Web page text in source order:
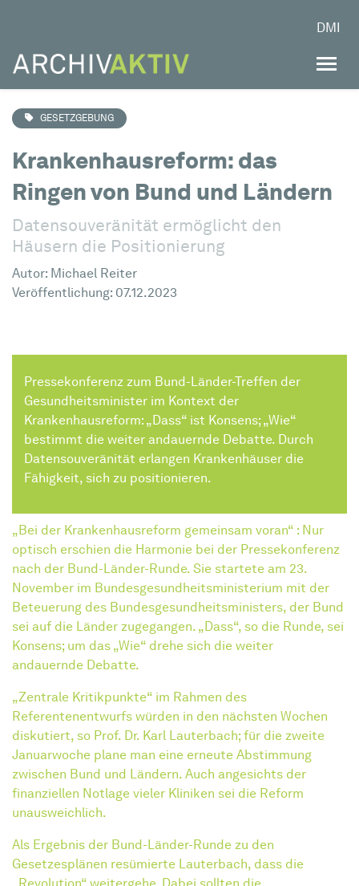
DMI
GESETZGEBUNG
Krankenhausreform: das
Ringen von Bund und Ländern
Datensouveränität ermöglicht den
Häusern die Positionierung
Autor: Michael Reiter
Veröffentlichung: 07.12.2023
Pressekonferenz zum Bund-Länder-Treffen der
Gesundheitsminister im Kontext der
Krankenhausreform: „Dass“ ist Konsens; „Wie“
bestimmt die weiter andauernde Debatte. Durch
Datensouveränität erlangen Krankenhäuser die
Fähigkeit, sich zu positionieren.
„Bei der Krankenhausreform gemeinsam voran“ : Nur
optisch erschien die Harmonie bei der Pressekonferenz
nach der Bund-Länder-Runde. Sie startete am 23.
November im Bundesgesundheitsministerium mit der
Beteuerung des Bundesgesundheitsministers, der Bund
sei auf die Länder zugegangen. „Dass“, so die Runde, sei
Konsens; um das „Wie“ drehe sich die weiter
andauernde Debatte.
„Zentrale Kritikpunkte“ im Rahmen des
Referentenentwurfs würden in den nächsten Wochen
diskutiert, so Prof. Dr. Karl Lauterbach; für die zweite
Januarwoche plane man eine erneute Abstimmung
zwischen Bund und Ländern. Auch angesichts der
finanziellen Notlage vieler Kliniken sei die Reform
unausweichlich.
Als Ergebnis der Bund-Länder-Runde zu den
Gesetzesplänen resümierte Lauterbach, dass die